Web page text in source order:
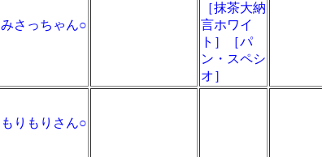
みさっちゃん○
［抹茶大納
言ホワイ
ト］［パ
ン・スペシ
オ］
もりもりさん○